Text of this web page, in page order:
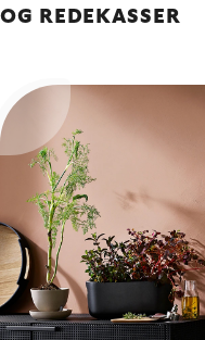
OG REDEKASSER